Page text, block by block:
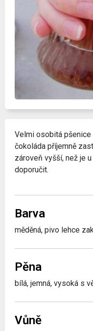
Velmi osobitá
čokoláda příjemně
zároveň vyšší, než je
doporučit.
Barva
měděná, pivo lehce
Pěna
bílá, jemná, vysoká s
Vůně